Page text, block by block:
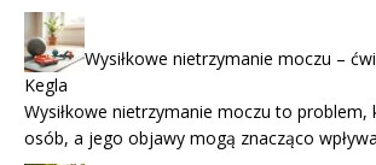
Wysiłkowe nietrzymanie moczu –
Kegla
Wysiłkowe nietrzymanie moczu to problem,
osób, a jego objawy mogą znacząco